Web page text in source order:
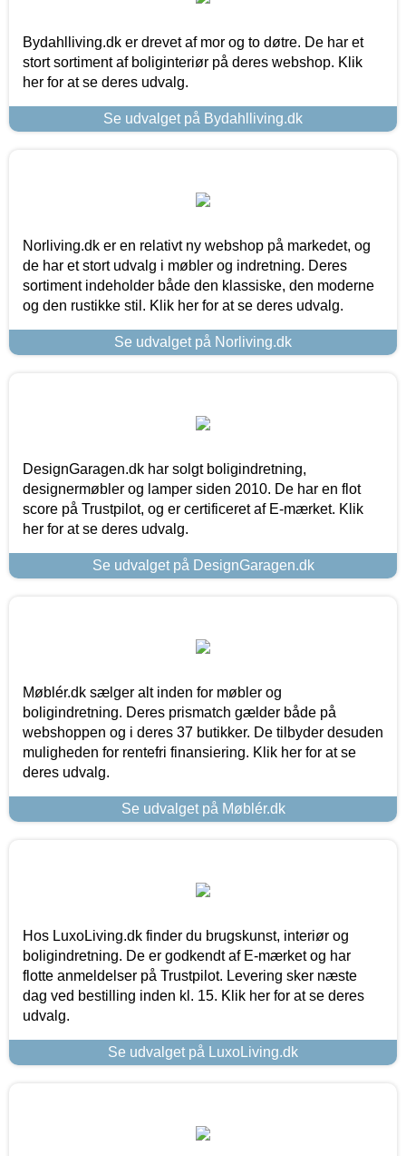
Bydahlliving.dk er drevet af mor og to døtre. De har et
stort sortiment af boliginteriør på deres webshop. Klik
her for at se deres udvalg.
Se udvalget på Bydahlliving.dk
Norliving.dk er en relativt ny webshop på markedet, og
de har et stort udvalg i møbler og indretning. Deres
sortiment indeholder både den klassiske, den moderne
og den rustikke stil. Klik her for at se deres udvalg.
Se udvalget på Norliving.dk
DesignGaragen.dk har solgt boligindretning,
designermøbler og lamper siden 2010. De har en flot
score på Trustpilot, og er certificeret af E-mærket. Klik
her for at se deres udvalg.
Se udvalget på DesignGaragen.dk
Møblér.dk sælger alt inden for møbler og
boligindretning. Deres prismatch gælder både på
webshoppen og i deres 37 butikker. De tilbyder desuden
muligheden for rentefri finansiering. Klik her for at se
deres udvalg.
Se udvalget på Møblér.dk
Hos LuxoLiving.dk finder du brugskunst, interiør og
boligindretning. De er godkendt af E-mærket og har
flotte anmeldelser på Trustpilot. Levering sker næste
dag ved bestilling inden kl. 15. Klik her for at se deres
udvalg.
Se udvalget på LuxoLiving.dk